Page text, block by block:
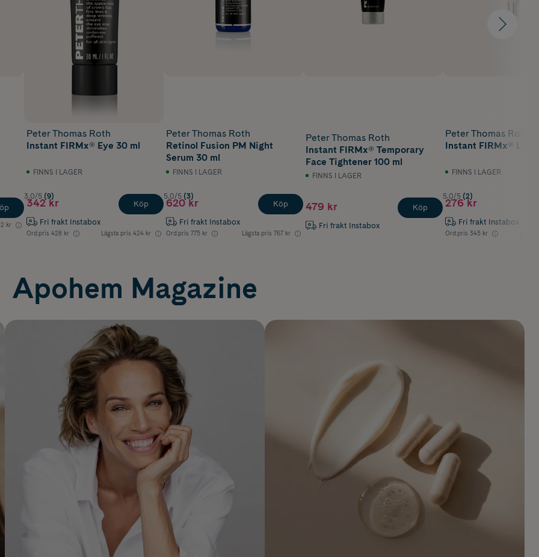
kr
Peter Thomas Roth
Instant FIRMx® Eye 30 ml
FINNS I LAGER
3.0/5 (9)
342 kr
Fri frakt Instabox
Ord.pris 428 kr Lägsta pris 424 kr
Köp
Peter Thomas Roth
Retinol Fusion PM Night
Serum 30 ml
FINNS I LAGER
5.0/5 (3)
620 kr
Fri frakt Instabox
Ord.pris 775 kr Lägsta pris 767 kr
Köp
Peter Thomas Roth
Instant FIRMx® Temporary
Face Tightener 100 ml
FINNS I LAGER
479 kr
Fri frakt Instabox
Köp
Peter Thomas Roth
Instant FIRMx® Lip
FINNS I LAGER
5.0/5 (2)
276 kr
Fri frakt Instabox
Ord.pris 345 kr
Apohem Magazine